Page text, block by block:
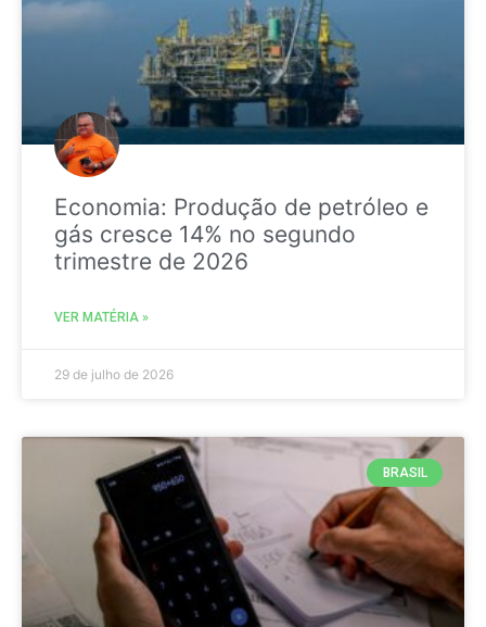
Economia: Produção de petróleo e
gás cresce 14% no segundo
trimestre de 2026
VER MATÉRIA »
29 de julho de 2026
BRASIL